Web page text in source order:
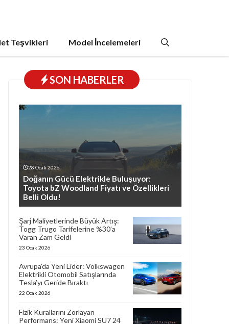
Teşvikleri Model İncelemeleri
SON HABERLER
28 Ocak 2026
Doğanın Gücü Elektrikle Buluşuyor:
Toyota bZ Woodland Fiyatı ve Özellikleri
Belli Oldu!
Şarj Maliyetlerinde Büyük Artış:
Togg Trugo Tarifelerine %30’a
Varan Zam Geldi
23 Ocak 2026
Avrupa’da Yeni Lider: Volkswagen
Elektrikli Otomobil Satışlarında
Tesla’yı Geride Bıraktı
22 Ocak 2026
Fizik Kurallarını Zorlayan
Performans: Yeni Xiaomi SU7 24